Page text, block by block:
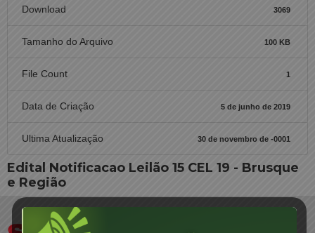
Download 3069
Tamanho do Arquivo 100 KB
File Count 1
Data de Criação 5 de junho de 2019
Ultima Atualização 30 de novembro de -0001
Edital Notificacao Leilão 15 CEL 19 - Brusque
e Região